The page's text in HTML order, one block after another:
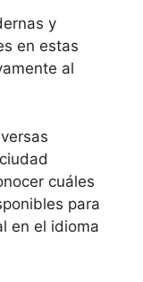
y
en estas
al
cuáles
para
en el idioma